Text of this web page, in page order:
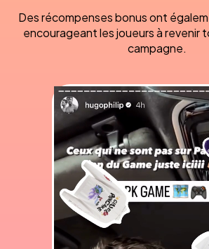
Des récompenses bonus ont
encourageant les joueurs à revenir
campagne.